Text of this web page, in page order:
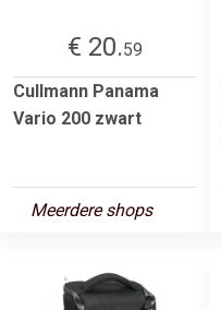
€ 20.59
Cullmann Panama
Vario 200 zwart
Meerdere shops